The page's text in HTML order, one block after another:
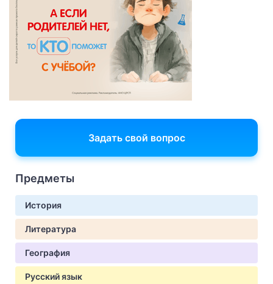
Задать свой вопрос
Предметы
История
Литература
География
Русский язык